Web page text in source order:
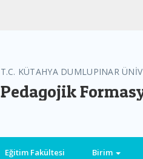
T.C. KÜTAHYA DUMLUPINAR
Pedagojik
Eğitim Fakültesi Birim